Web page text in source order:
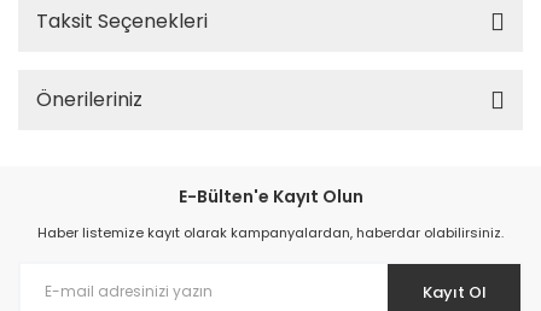
Taksit Seçenekleri
Önerileriniz
E-Bülten'e Kayıt Olun
Haber listemize kayıt olarak kampanyalardan, haberdar olabilirsiniz.
Kayıt Ol